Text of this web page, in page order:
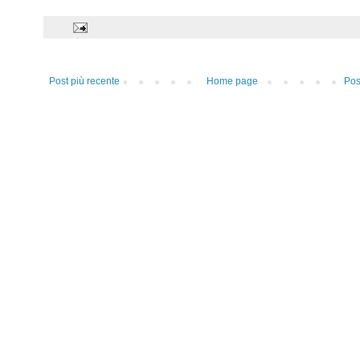
Post più recente Home page